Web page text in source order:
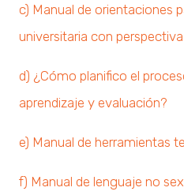
c) Manual de orientaciones
universitaria con
d) ¿Cómo planifico el
aprendizaje y evaluación?
e) Manual de herramientas
f) Manual de lenguaje no